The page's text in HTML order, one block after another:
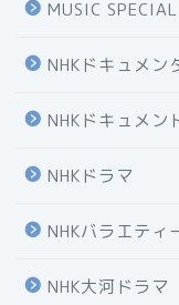
MUSIC SPECIAL
NHKドキュメン
NHKドキュメン
NHKドラマ
NHKバラエティ
NHK大河ドラマ